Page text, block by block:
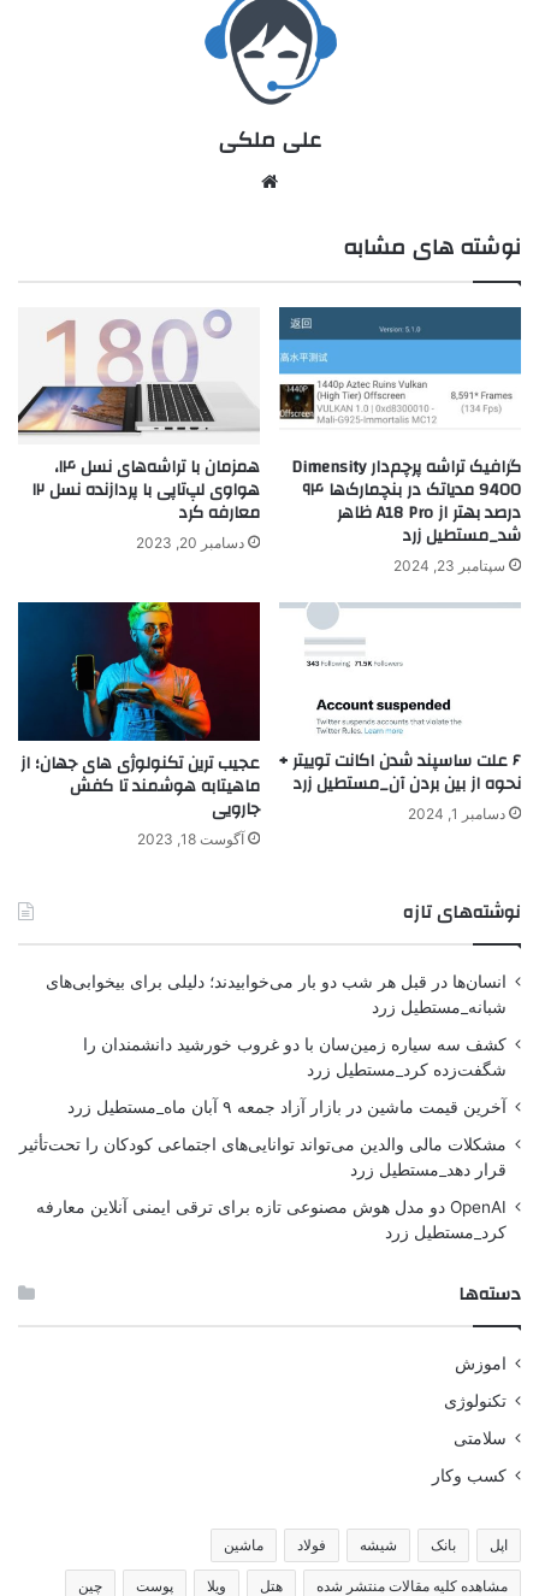
علی ملکی
نوشته های مشابه
گرافیک تراشه پرچم‌دار Dimensity
9400 مدیاتک در بنچمارک‌ها ۹۴
درصد بهتر از A18 Pro ظاهر
شد_مستطیل زرد
سپتامبر 23, 2024
همزمان با تراشه‌های نسل ۱۴،
هواوی لپ‌تاپی با پردازنده نسل ۱۲
معارفه کرد
دسامبر 20, 2023
۶ علت ساسپند شدن اکانت توییتر +
نحوه از بین بردن آن_مستطیل زرد
دسامبر 1, 2024
عجیب ترین تکنولوژی های جهان؛ از
ماهیتابه‌ هوشمند تا کفش
جارویی
آگوست 18, 2023
نوشته‌های تازه
انسان‌ها در قبل هر شب دو بار می‌خوابیدند؛ دلیلی برای بیخوابی‌های
شبانه_مستطیل زرد
کشف سه سیاره زمین‌سان با دو غروب خورشید دانشمندان را
شگفت‌زده کرد_مستطیل زرد
آخرین قیمت ماشین در بازار آزاد جمعه ۹ آبان ماه_مستطیل زرد
مشکلات مالی والدین می‌تواند توانایی‌های اجتماعی کودکان را تحت‌تأثیر
قرار دهد_مستطیل زرد
OpenAI دو مدل هوش مصنوعی تازه برای ترقی ایمنی آنلاین معارفه
کرد_مستطیل زرد
دسته‌ها
اموزش
تکنولوژی
سلامتی
کسب وکار
اپل بانک شیشه فولاد ماشین
مشاهده کلیه مقالات منتشر شده هتل ویلا پوست چین